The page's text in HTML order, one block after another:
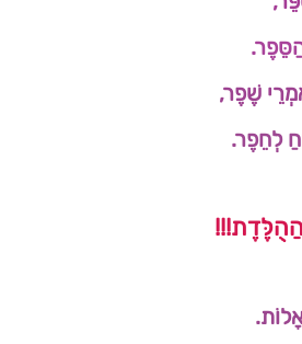
הַסֵּפֶר.
שֶׁפֶר,
לְחֵפֶר.
הַהֻלֶּדֶת!!!